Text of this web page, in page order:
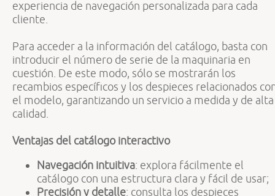
experiencia de navegación personalizada para cada
cliente.
Para acceder a la información del catálogo, basta con
introducir el número de serie de la maquinaria en
cuestión. De este modo, sólo se mostrarán los
recambios específicos y los despieces relacionados
el modelo, garantizando un servicio a medida y de alta
calidad.
Ventajas del catálogo interactivo
Navegación intuitiva: explora fácilmente el
catálogo con una estructura clara y fácil de usar;
Precisión y detalle: consulta los despieces